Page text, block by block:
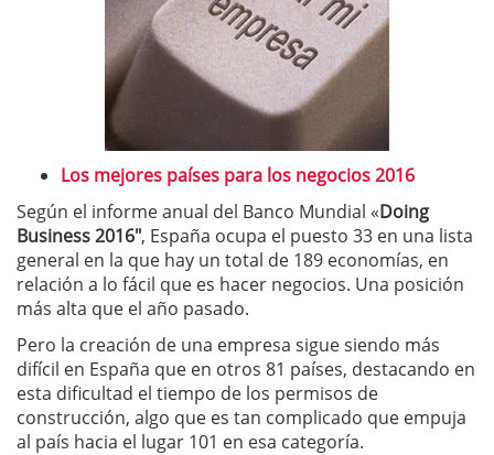
Los mejores países para los negocios 2016
Según el informe anual del Banco Mundial «Doing
Business 2016″, España ocupa el puesto 33 en una lista
general en la que hay un total de 189 economías, en
relación a lo fácil que es hacer negocios. Una posición
más alta que el año pasado.
Pero la creación de una empresa sigue siendo más
difícil en España que en otros 81 países, destacando en
esta dificultad el tiempo de los permisos de
construcción, algo que es tan complicado que empuja
al país hacia el lugar 101 en esa categoría.